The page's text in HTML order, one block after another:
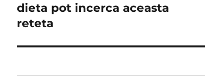
dieta pot incerca aceasta
reteta